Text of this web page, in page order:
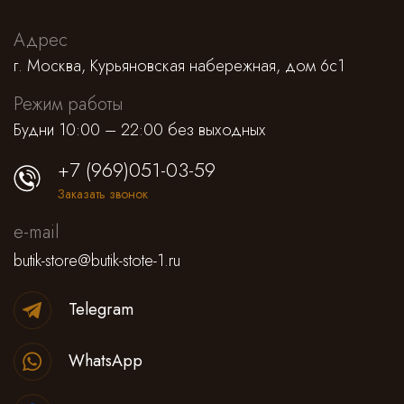
Адрес
г. Москва, Курьяновская набережная, дом 6с1
Режим работы
Будни 10:00 – 22:00 без выходных
+7 (969)051-03-59
Заказать звонок
e-mail
butik-store@butik-stote-1.ru
Telegram
WhatsApp
Комбинезоны